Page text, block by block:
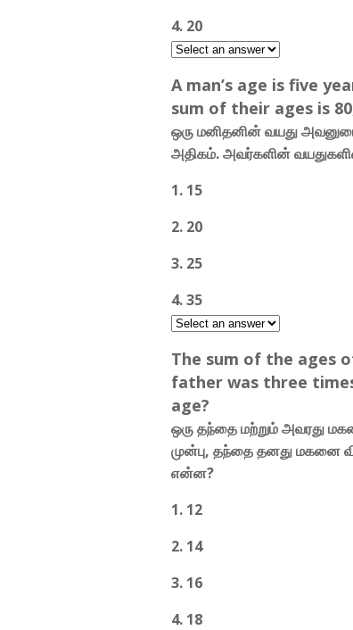
4. 20
A man’s age is five
sum of their ages is
ஒரு மனிதனின் வயது
அதிகம். அவர்களின்
1. 15
2. 20
3. 25
4. 35
The sum of the ages
father was three
age?
ஒரு தந்தை மற்றும் அவரது
முன்பு, தந்தை தனது மகனை
என்ன?
1. 12
2. 14
3. 16
4. 18